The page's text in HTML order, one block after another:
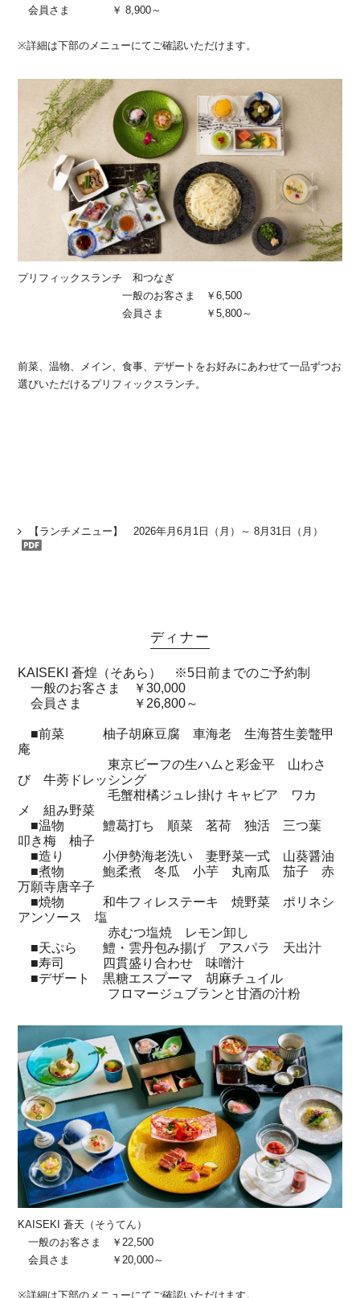
会員さま ￥ 8,900～
※詳細は下部のメニューにてご確認いただけます。
プリフィックスランチ 和つなぎ
一般のお客さま ￥6,500
会員さま ￥5,800～
前菜、温物、メイン、食事、デザートをお好みにあわせて一品ずつお
選びいただけるプリフィックスランチ。
【ランチメニュー】 2026年月6月1日（月）～ 8月31日（月）
ディナー
KAISEKI 蒼煌（そあら） ※5日前までのご予約制
一般のお客さま ￥30,000
会員さま ￥26,800～
■前菜 柚子胡麻豆腐 車海老 生海苔生姜鼈甲
庵
東京ビーフの生ハムと彩金平 山わさ
び 牛蒡ドレッシング
毛蟹柑橘ジュレ掛け キャビア ワカ
メ 組み野菜
■温物 鱧葛打ち 順菜 茗荷 独活 三つ葉
叩き梅 柚子
■造り 小伊勢海老洗い 妻野菜一式 山葵醤油
■煮物 鮑柔煮 冬瓜 小芋 丸南瓜 茄子 赤
万願寺唐辛子
■焼物 和牛フィレステーキ 焼野菜 ポリネシ
アンソース 塩
赤むつ塩焼 レモン卸し
■天ぷら 鱧・雲丹包み揚げ アスパラ 天出汁
■寿司 四貫盛り合わせ 味噌汁
■デザート 黒糖エスプーマ 胡麻チュイル
フロマージュブランと甘酒の汁粉
KAISEKI 蒼天（そうてん）
一般のお客さま ￥22,500
会員さま ￥20,000～
※詳細は下部のメニューにてご確認いただけます。